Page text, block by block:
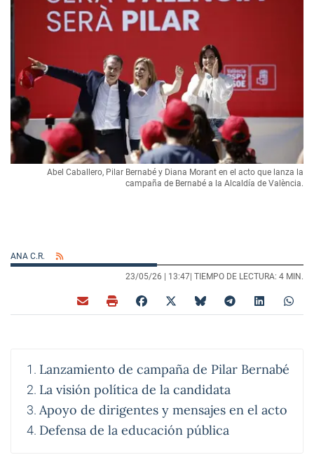
Abel Caballero, Pilar Bernabé y Diana Morant en el acto que lanza la
campaña de Bernabé a la Alcaldía de València.
ANA C.R.
23/05/26 | 13:47| TIEMPO DE LECTURA: 4 MIN.
Lanzamiento de campaña de Pilar Bernabé
La visión política de la candidata
Apoyo de dirigentes y mensajes en el acto
Defensa de la educación pública